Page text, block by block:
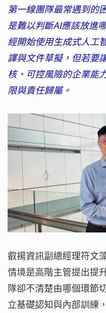
第一線團隊最常遇到的
是難以判斷AI應該放進
經開始使用生成式人工
譯與文件草擬，但若要
核、可控風險的企業能
限與責任歸屬。
叡揚資訊副總經理符文
情境是高階主管提出提
隊卻不清楚由哪個環節
立基礎認知與內部訓練